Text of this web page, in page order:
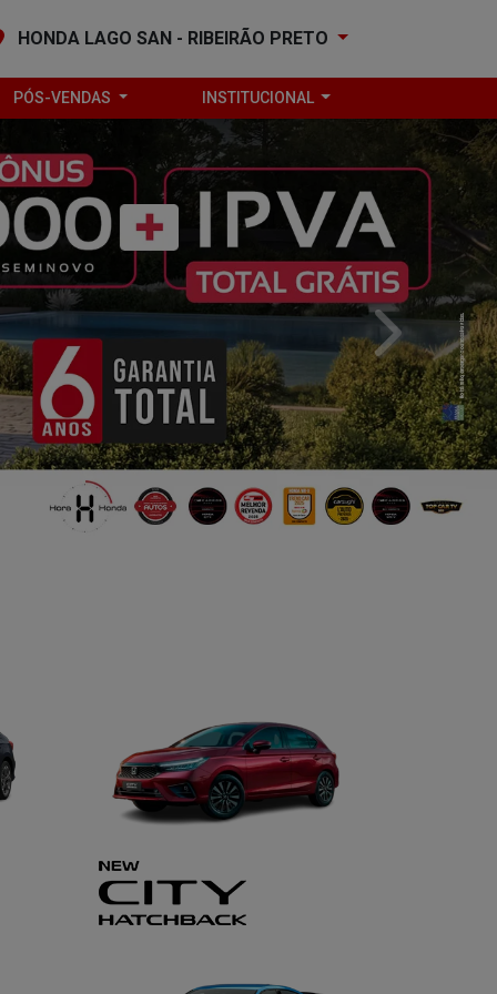
HONDA LAGO SAN - RIBEIRÃO PRETO
PÓS-VENDAS INSTITUCIONAL